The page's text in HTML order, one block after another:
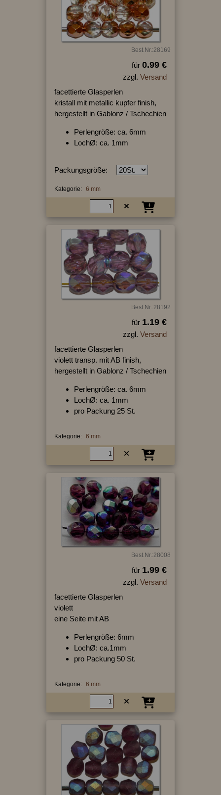
Best.Nr.:28169
für 0.99 €
zzgl. Versand
facettierte Glasperlen
kristall mit metallic kupfer finish,
hergestellt in Gablonz / Tschechien
Perlengröße: ca. 6mm
LochØ: ca. 1mm
Packungsgröße:
Kategorie: 6 mm
Best.Nr.:28192
für 1.19 €
zzgl. Versand
facettierte Glasperlen
violett transp. mit AB finish,
hergestellt in Gablonz / Tschechien
Perlengröße: ca. 6mm
LochØ: ca. 1mm
pro Packung 25 St.
Kategorie: 6 mm
Best.Nr.:28008
für 1.99 €
zzgl. Versand
facettierte Glasperlen
violett
eine Seite mit AB
Perlengröße: 6mm
LochØ: ca.1mm
pro Packung 50 St.
Kategorie: 6 mm